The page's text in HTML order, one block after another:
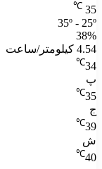
35
℃
35º - 25º
38%
4.54 کیلومتر/ساعت
34
℃
پ
35
℃
ج
39
℃
ش
40
℃